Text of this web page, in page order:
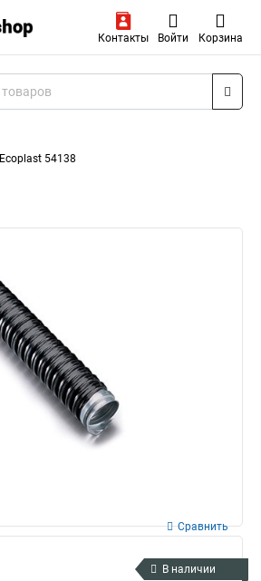
Контакты Войти Корзина
Ecoplast 54138
Сравнить
В наличии